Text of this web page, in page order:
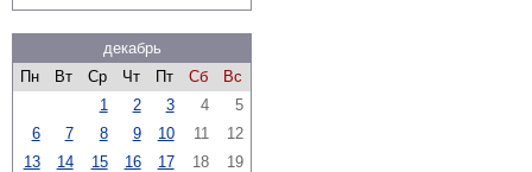
декабрь
Пн
Вт Ср Чт Пт Сб
Вс
1
2 3 4
5
6
7 8 9 10 11
12
13
14 15 16 17 18
19